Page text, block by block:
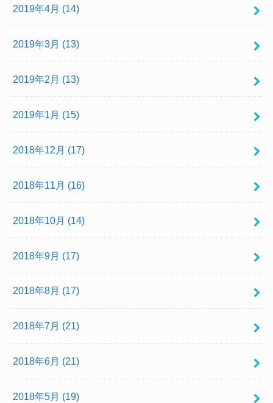
2019年4月 (14)
2019年3月 (13)
2019年2月 (13)
2019年1月 (15)
2018年12月 (17)
2018年11月 (16)
2018年10月 (14)
2018年9月 (17)
2018年8月 (17)
2018年7月 (21)
2018年6月 (21)
2018年5月 (19)